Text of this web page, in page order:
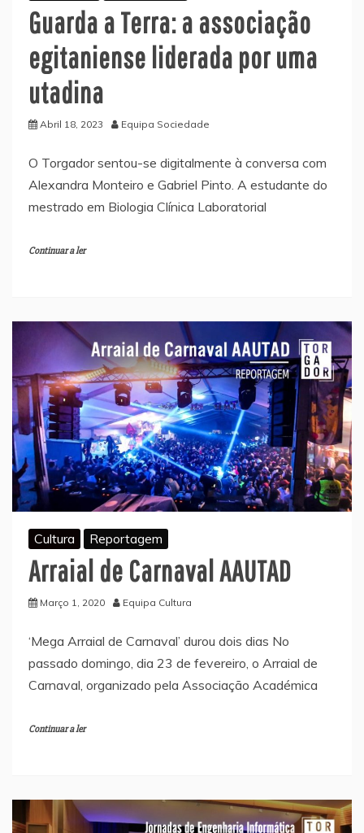
Guarda a Terra: a associação
egitaniense liderada por uma
utadina
Abril 18, 2023 Equipa Sociedade
O Torgador sentou-se digitalmente à conversa com
Alexandra Monteiro e Gabriel Pinto. A estudante do
mestrado em Biologia Clínica Laboratorial
Continuar a ler
Cultura Reportagem
Arraial de Carnaval AAUTAD
Março 1, 2020 Equipa Cultura
‘Mega Arraial de Carnaval’ durou dois dias No
passado domingo, dia 23 de fevereiro, o Arraial de
Carnaval, organizado pela Associação Académica
Continuar a ler